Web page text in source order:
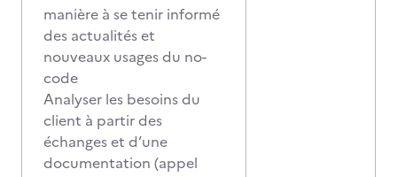
manière à se tenir informé
des actualités et
nouveaux usages du no-
code
Analyser les besoins du
client à partir des
échanges et d’une
documentation (appel